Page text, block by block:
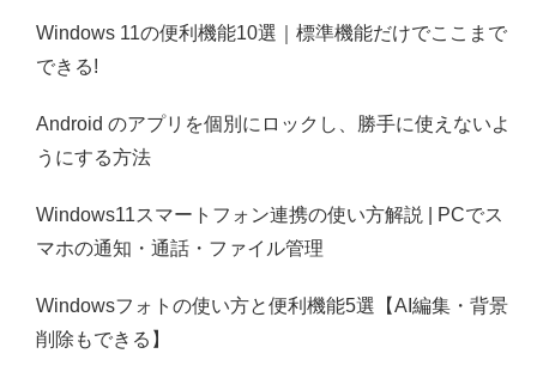
Windows 11の便利機能10選｜標準機能だけでここまで
できる!
Android のアプリを個別にロックし、勝手に使えないよ
うにする方法
Windows11スマートフォン連携の使い方解説 | PCでス
マホの通知・通話・ファイル管理
Windowsフォトの使い方と便利機能5選【AI編集・背景
削除もできる】